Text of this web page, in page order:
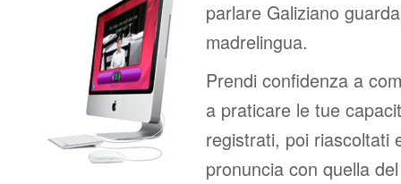
parlare Galiziano
madrelingua.
Prendi confidenza a
a praticare le tue
registrati, poi riascoltati
pronuncia con quella